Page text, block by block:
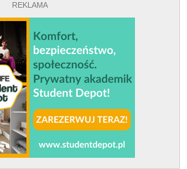
REKLAMA